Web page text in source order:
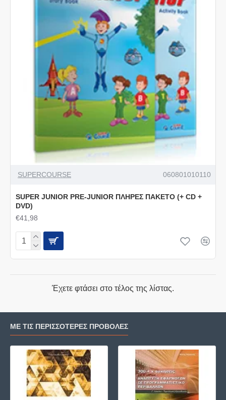
SUPERCOURSE 060801010110
SUPER JUNIOR PRE-JUNIOR ΠΛΗΡΕΣ ΠΑΚΕΤΟ (+ CD +
DVD)
€41,98
Έχετε φτάσει στο τέλος της λίστας.
ΜΕ ΤΙΣ ΠΕΡΙΣΣΌΤΕΡΕΣ ΠΡΟΒΟΛΈΣ